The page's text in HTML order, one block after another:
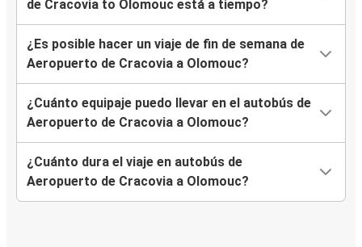
de Cracovia to Olomouc está a tiempo?
¿Es posible hacer un viaje de fin de semana de
Aeropuerto de Cracovia a Olomouc?
¿Cuánto equipaje puedo llevar en el autobús de
Aeropuerto de Cracovia a Olomouc?
¿Cuánto dura el viaje en autobús de
Aeropuerto de Cracovia a Olomouc?